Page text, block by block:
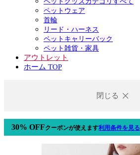
ペットウェア
首輪
リード・ハーネス
ペットキャリーバック
ペット雑貨・家具
アウトレット
ホーム TOP
閉じる
30% OFFクーポンが使えます利用条件を見る